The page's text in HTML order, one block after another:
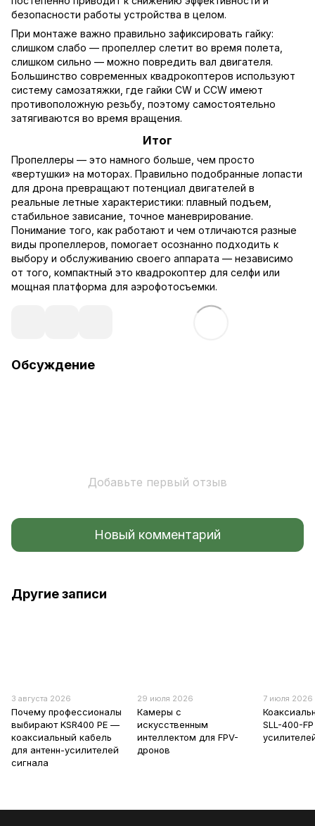
безопасности работы устройства в целом.
При монтаже важно правильно зафиксировать гайку:
слишком слабо — пропеллер слетит во время полета,
слишком сильно — можно повредить вал двигателя.
Большинство современных квадрокоптеров используют
систему самозатяжки, где гайки CW и CCW имеют
противоположную резьбу, поэтому самостоятельно
затягиваются во время вращения.
Итог
Пропеллеры — это намного больше, чем просто
«вертушки» на моторах. Правильно подобранные лопасти
для дрона превращают потенциал двигателей в
реальные летные характеристики: плавный подъем,
стабильное зависание, точное маневрирование.
Понимание того, как работают и чем отличаются разные
виды пропеллеров, помогает осознанно подходить к
выбору и обслуживанию своего аппарата — независимо
от того, компактный это квадрокоптер для селфи или
мощная платформа для аэрофотосъемки.
Обсуждение
Добавьте первый отзыв
Новый комментарий
Другие записи
3 августа 2026
Почему профессионалы
выбирают KSR400 PE —
коаксиальный кабель
для антенн-усилителей
сигнала
29 июля 2026
Камеры с
искусственным
интеллектом для FPV-
дронов
7 июля 2026
SLL-400-